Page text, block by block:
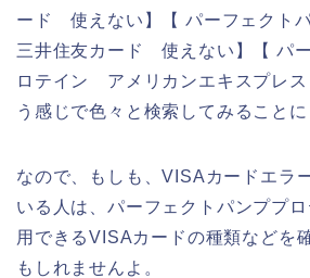
ード 使えない】【 パーフェクト
三井住友カード 使えない】【 パ
ロテイン アメリカンエキスプレ
う感じで色々と検索してみることに
なので、もしも、VISAカードエラ
いる人は、パーフェクトパンププ
用できるVISAカードの種類などを
もしれませんよ。